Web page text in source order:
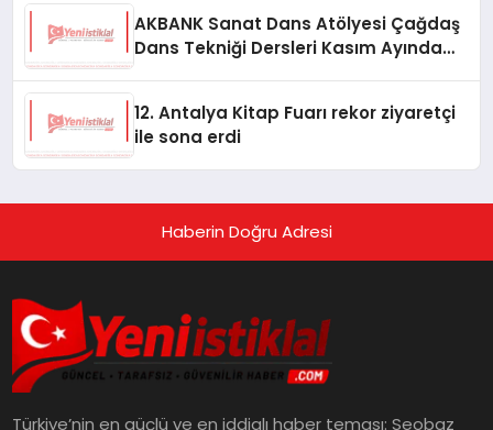
AKBANK Sanat Dans Atölyesi Çağdaş
Dans Tekniği Dersleri Kasım Ayında
12. Antalya Kitap Fuarı rekor ziyaretçi
ile sona erdi
Haberin Doğru Adresi
Türkiye’nin en güçlü ve en iddialı haber teması: Seobaz